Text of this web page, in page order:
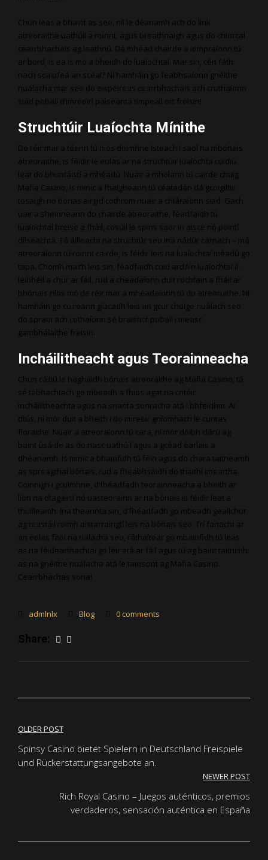
Chun leas a bhaint as seo, níl le déanamh ach do link
atreoraithe uathúil a roinnt, agus breathnaigh agus do chiorcal
cearrbhachais ag leathnú. Dá mhéad chairde a iompraíonn tú
ar bord, is ea is mó a bheidh do luaíochtaí. Mar sin, cén fáth
nach scaipfeá an scéal? Ní hamháin go feabhsaíonn gnéithe
nuálacha mar seo do eispéireas cearrbhachais ach cruthaíonn
siad pobail d’imreoirí paiseanta timpeall ort freisin!
Struchtúir Luaíochta Mínithe
De réir mar a téann tú níos doimhne isteach i saol na mbónais
atreoraithe, is féidir le eolas ar na struchtúir luaíochta cuidiú
leat do bhuntáistí a mhéadú. Nuair a mholann tú cairde chuig
Mafia Casino, is minic a fhaigheann tú céatadán dá gcoigiltis
tosaigh nó bónas airgid cothrom nuair a chláraíonn siad. Gach
uair a sheinneann do chairde atreoraithe, féadfaidh tú
luaíochtaí breise a fháil, cosúil le spins saor in aisce nó pointí
dílseachta. Tá áilleacht na struchtúr seo ina nádúr carnach – má
atreoraíonn tú roinnt cairde, is féidir leis na luaíochtaí méadú go
tapa. Chomh maith leis sin, féadfaidh cuid ardáin luaíochtaí il-
leibhéil a chur ar fáil, rud a cheadaíonn duit rochtain a fháil ar
bhónais níos mó de réir mar a mhéadaíonn tú do atreoruithe. Ní
hamháin go cuireann glacadh leis an gcur chuige nuálach seo
do spraoi ach cothaíonn sé braistint pobail i measc
gambhálaithe freisin.
Incháilitheacht agus Teorainneacha
Chun cáiliú le haghaidh bónais atreoraithe ag Mafia Casino, tá
sé tábhachtach go mbeadh a fhios agat na critéir
incháilitheachta agus na srianta sonracha atá i bhfeidhm. Ar
dtús, ní mór duit a bheith i do imreoir gníomhach le cuntas
fíoraithe. Nuair a atreoraíonn tú cara, ní mór dóibh clárú ag
baint úsáide as do nasc uathúil agus a gcéad éarlais a
dhéanamh. Is minic a bhainfidh tú féin agus do chara taitneamh
as spreagthaí bónais, rud a fheabhsóidh do thaithí imeartha.
Coinnigh i gcuimhne, d’fhéadfadh teorainneacha a bheith ar
líon na dtagairtí nó uasteorainn ar na bónais is féidir leat a
thuilleamh. Ina theannta sin, d’fhéadfadh go mbeadh geallchur
ag teastáil roimh aistarraingtí leis na bónais seo. Trí fanacht ar
an eolas faoi na rialacha seo, ráthaítear go mbainfidh tú leas
as na féidearthachtaí go léir atá ar fáil agus tú ag baint taitnimh
as na gnéithe nuálacha atá le tairiscint ag Mafia Casino.
Cearrbhachas sona!
admlnlx Blog 0 comments
Share:
Post
navigation
OLDER POST
Spinsy Casino bietet Spielern in Deutschland Freispiele
und Rückerstattungsangebote an.
NEWER POST
Rich Royal Casino – Juegos auténticos, premios
verdaderos, sensación auténtica en España